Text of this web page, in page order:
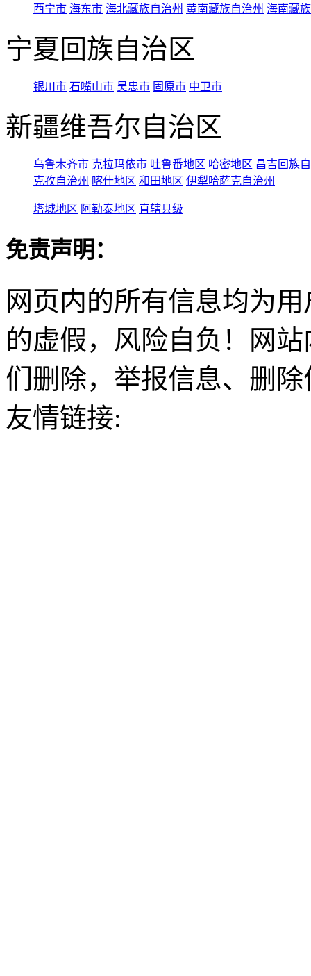
西宁市 海东市 海北藏族自治州 黄南藏族自治州 海南藏
宁夏回族自治区
银川市 石嘴山市 吴忠市 固原市 中卫市
新疆维吾尔自治区
乌鲁木齐市 克拉玛依市 吐鲁番地区 哈密地区 昌吉回族
克孜自治州 喀什地区 和田地区 伊犁哈萨克自治州
塔城地区 阿勒泰地区 直辖县级
免责声明：
网页内的所有信息均为
的虚假，风险自负！网
们删除，举报信息、删
友情链接: